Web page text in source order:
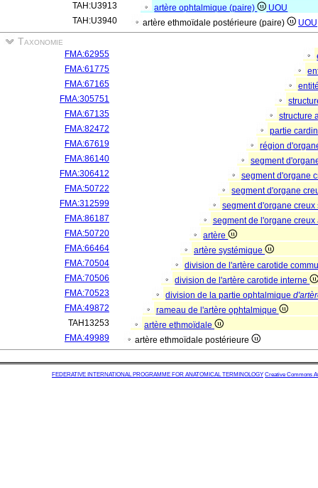
TAH:U3913
artère ophtalmique (paire)
UOU
TAH:U3940
artère ethmoïdale postérieure (paire) UOU
Taxonomie
FMA:62955
FMA:61775
FMA:67165
FMA:305751
FMA:67135
structure
FMA:82472
partie
FMA:67619
région
FMA:86140
segment
FMA:306412
segment d'organe
FMA:50722
segment d'organe
FMA:312599
segment d'organe
FMA:86187
segment de l'organe
FMA:50720
artère
FMA:66464
artère systémique
FMA:70504
division de l'artère carotide
FMA:70506
division de l'artère carotide interne
FMA:70523
division de la partie ophtalmique
FMA:49872
rameau de l'artère ophtalmique
TAH13253
artère ethmoïdale
FMA:49989
artère ethmoïdale postérieure
FEDERATIVE INTERNATIONAL PROGRAMME FOR ANATOMICAL TERMINOLOGY Creative Commons